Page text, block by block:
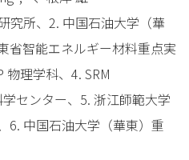
究所、2. 中国石油大学（華
省智能エネルギー材料重点実
物理学科、4. SRM
センター、5. 浙江師範大学
6. 中国石油大学（華東）重